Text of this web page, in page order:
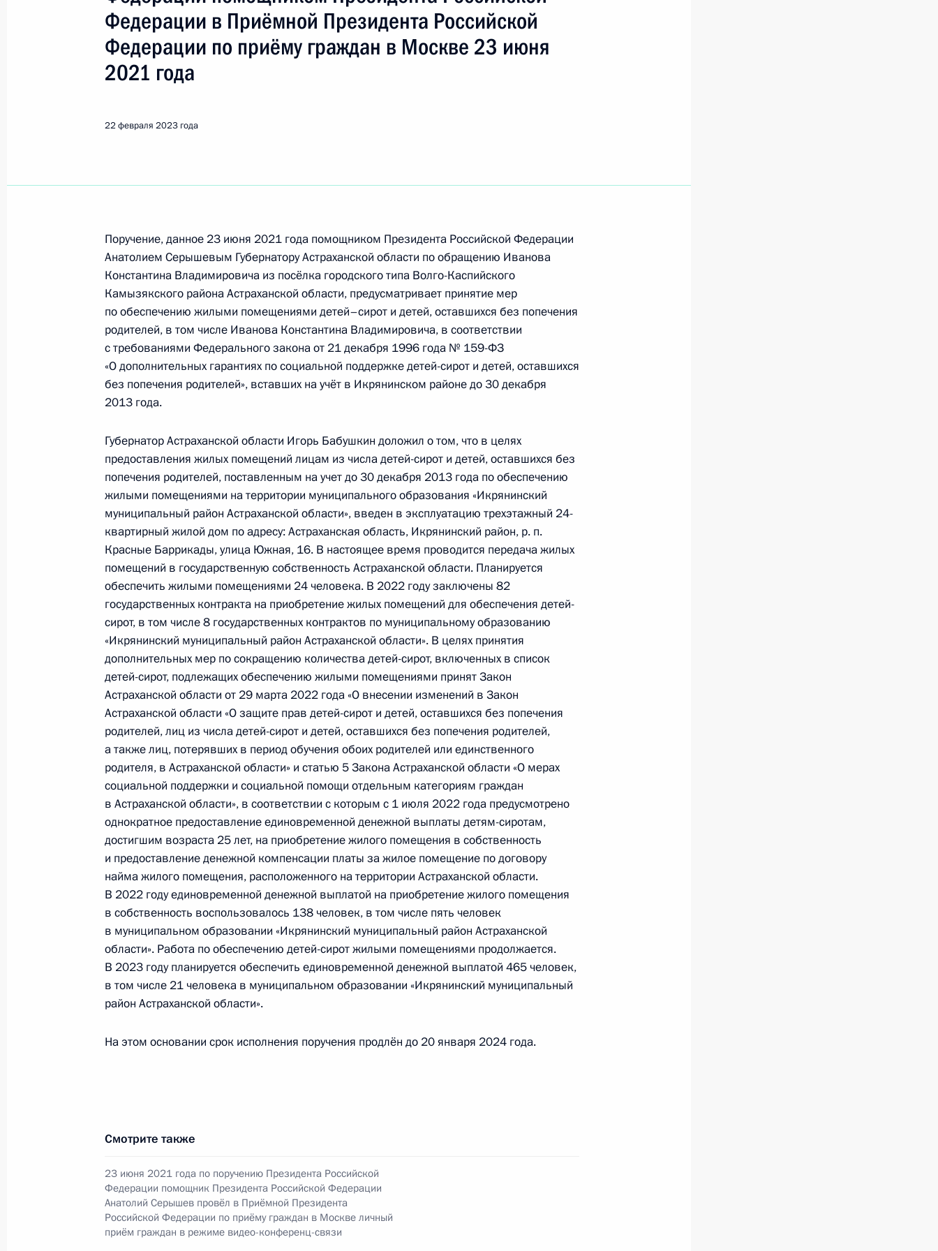
Показать следующие материалы
работы в Приморском крае мобильной приёмной Президента Российской
30 июня 2023 года, пятница
Продолжен контроль в рабочем порядке за принятием мер по исполнению пункта 4
перечня поручений, данных по итогам работы в Приморском крае мобильной
приёмной Президента Российской Федерации
30 июня 2023 года, 18:19
Продлён контроль исполнения пункта 4 перечня поручений, данных по итогам
работы в Кемеровской области – Кузбассе мобильной приёмной Президента
30 июня 2023 года, 18:09
О ходе исполнения пункта 4 перечня поручений, данных по итогам работы
в Кемеровской области – Кузбассе мобильной приёмной Президента Российской
Федерации
30 июня 2023 года, 17:31
О ходе принятия мер по исполнению пункта 4 перечня поручений, данных по итогам
работы в Приморском крае мобильной приёмной Президента Российской
Федерации
30 июня 2023 года, 17:24
26 июня 2023 года, понедельник
О ходе принятия мер по итогам личного приема в режиме видео-конференц-связи
жителя Приморского края, проведённого по поручению Президента Российской
Федерации помощником Президента Российской Федерации в Приёмной
Президента Российской Федерации по приёму граждан в Москве 3 октября
2018 года
26 июня 2023 года, 18:51
19 июня 2023 года, понедельник
Исполнено поручение (меры приняты), данное по итогам личного приема в режиме
видео-конференц-связи жителя Ставропольского края, проведённого по поручению
Федерации в Приёмной Президента Российской Федерации по приёму граждан
конференц-связи жителя Ставропольского края, проведённого по поручению
Президента Российской Федерации помощником Президента Российской
Федерации в Приёмной Президента Российской Федерации по приёму граждан
в Москве 3 октября 2018 года
Федерации в Приёмной Президента Российской
Федерации по приёму граждан в Москве 23 июня
2021 года
22 февраля 2023 года
Поручение, данное 23 июня 2021 года помощником Президента Российской Федерации
Анатолием Серышевым Губернатору Астраханской области по обращению Иванова
Константина Владимировича из посёлка городского типа Волго-Каспийского
Камызякского района Астраханской области, предусматривает принятие мер
по обеспечению жилыми помещениями детей–сирот и детей, оставшихся без попечения
родителей, в том числе Иванова Константина Владимировича, в соответствии
с требованиями Федерального закона от 21 декабря 1996 года № 159-ФЗ
«О дополнительных гарантиях по социальной поддержке детей-сирот и детей, оставшихся
без попечения родителей», вставших на учёт в Икрянинском районе до 30 декабря
2013 года.
Губернатор Астраханской области Игорь Бабушкин доложил о том, что в целях
предоставления жилых помещений лицам из числа детей-сирот и детей, оставшихся без
попечения родителей, поставленным на учет до 30 декабря 2013 года по обеспечению
жилыми помещениями на территории муниципального образования «Икрянинский
муниципальный район Астраханской области», введен в эксплуатацию трехэтажный 24-
квартирный жилой дом по адресу: Астраханская область, Икрянинский район, р. п.
Красные Баррикады, улица Южная, 16. В настоящее время проводится передача жилых
помещений в государственную собственность Астраханской области. Планируется
обеспечить жилыми помещениями 24 человека. В 2022 году заключены 82
государственных контракта на приобретение жилых помещений для обеспечения детей-
сирот, в том числе 8 государственных контрактов по муниципальному образованию
«Икрянинский муниципальный район Астраханской области». В целях принятия
дополнительных мер по сокращению количества детей-сирот, включенных в список
детей-сирот, подлежащих обеспечению жилыми помещениями принят Закон
Астраханской области от 29 марта 2022 года «О внесении изменений в Закон
Астраханской области «О защите прав детей-сирот и детей, оставшихся без попечения
родителей, лиц из числа детей-сирот и детей, оставшихся без попечения родителей,
а также лиц, потерявших в период обучения обоих родителей или единственного
родителя, в Астраханской области» и статью 5 Закона Астраханской области «О мерах
социальной поддержки и социальной помощи отдельным категориям граждан
в Астраханской области», в соответствии с которым с 1 июля 2022 года предусмотрено
однократное предоставление единовременной денежной выплаты детям-сиротам,
достигшим возраста 25 лет, на приобретение жилого помещения в собственность
и предоставление денежной компенсации платы за жилое помещение по договору
найма жилого помещения, расположенного на территории Астраханской области.
В 2022 году единовременной денежной выплатой на приобретение жилого помещения
в собственность воспользовалось 138 человек, в том числе пять человек
в муниципальном образовании «Икрянинский муниципальный район Астраханской
области». Работа по обеспечению детей-сирот жилыми помещениями продолжается.
В 2023 году планируется обеспечить единовременной денежной выплатой 465 человек,
в том числе 21 человека в муниципальном образовании «Икрянинский муниципальный
район Астраханской области».
На этом основании срок исполнения поручения продлён до 20 января 2024 года.
Смотрите также
23 июня 2021 года по поручению Президента Российской
Федерации помощник Президента Российской Федерации
Анатолий Серышев провёл в Приёмной Президента
Российской Федерации по приёму граждан в Москве личный
приём граждан в режиме видео-конференц-связи